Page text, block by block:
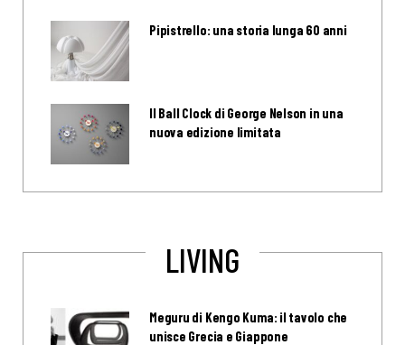
Pipistrello: una storia lunga 60 anni
Il Ball Clock di George Nelson in una
nuova edizione limitata
LIVING
Meguru di Kengo Kuma: il tavolo che
unisce Grecia e Giappone